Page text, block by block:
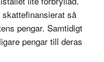
så
pengar. Samtidigt
pengar till deras